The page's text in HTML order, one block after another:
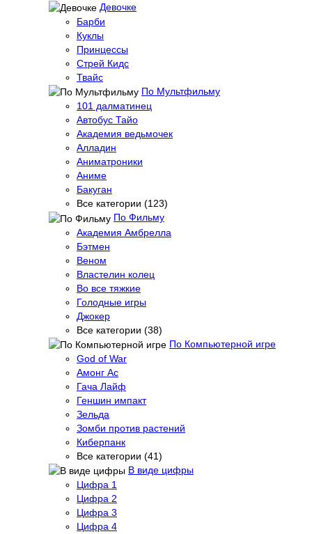
Девочке
Барби
Куклы
Принцессы
Стрей Кидс
Твайс
По Мультфильму
101 далматинец
Автобус Тайо
Академия ведьмочек
Алладин
Аниматроники
Аниме
Бакуган
Все категории (123)
По Фильму
Академия Амбрелла
Бэтмен
Веном
Властелин колец
Во все тяжкие
Голодные игры
Джокер
Все категории (38)
По Компьютерной игре
God of War
Амонг Ас
Гача Лайф
Геншин импакт
Зельда
Зомби против растений
Киберпанк
Все категории (41)
В виде цифры
Цифра 1
Цифра 2
Цифра 3
Цифра 4